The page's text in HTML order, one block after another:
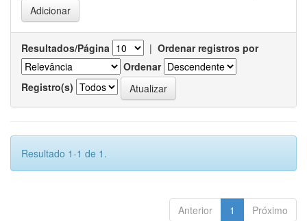
Resultados/Página | Ordenar registros por
Ordenar
Registro(s)
Resultado 1-1 de 1.
Anterior 1 Próximo